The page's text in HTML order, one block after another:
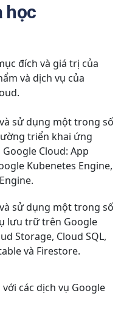
học
đích và giá trị của
và dịch vụ của
sử dụng một trong số
triển khai ứng
Cloud: App
Kubenetes Engine,
sử dụng một trong số
lưu trữ trên Google
Storage, Cloud SQL,
và Firestore.
các dịch vụ Google